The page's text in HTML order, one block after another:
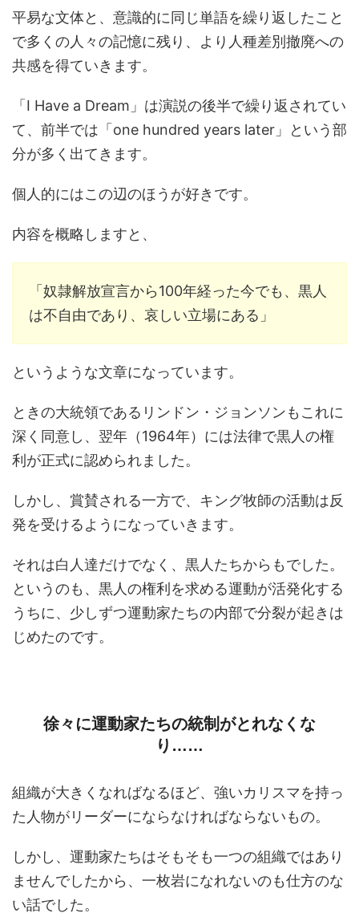
平易な文体と、意識的に同じ単語を繰り返したこと
で多くの人々の記憶に残り、より人種差別撤廃への
共感を得ていきます。
「I Have a Dream」は演説の後半で繰り返されてい
て、前半では「one hundred years later」という部
分が多く出てきます。
個人的にはこの辺のほうが好きです。
内容を概略しますと、
「奴隷解放宣言から100年経った今でも、黒人
は不自由であり、哀しい立場にある」
というような文章になっています。
ときの大統領であるリンドン・ジョンソンもこれに
深く同意し、翌年（1964年）には法律で黒人の権
利が正式に認められました。
しかし、賞賛される一方で、キング牧師の活動は反
発を受けるようになっていきます。
それは白人達だけでなく、黒人たちからもでした。
というのも、黒人の権利を求める運動が活発化する
うちに、少しずつ運動家たちの内部で分裂が起きは
じめたのです。
徐々に運動家たちの統制がとれなくな
り……
組織が大きくなればなるほど、強いカリスマを持っ
た人物がリーダーにならなければならないもの。
しかし、運動家たちはそもそも一つの組織ではあり
ませんでしたから、一枚岩になれないのも仕方のな
い話でした。